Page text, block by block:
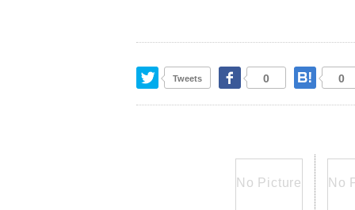
Tweets
Twitter 0
Facebook 0
は